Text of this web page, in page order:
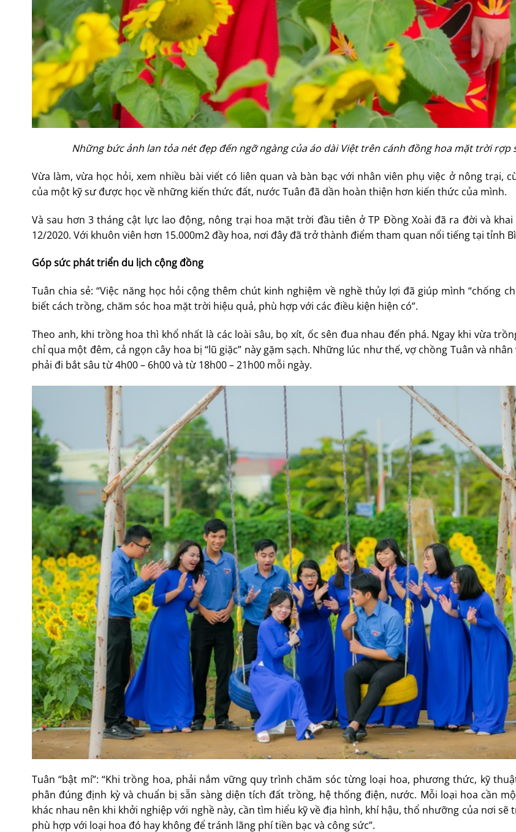
Những bức ảnh lan tỏa nét đẹp đến ngỡ ngàng của áo dài Việt trên cánh đồng hoa mặt trời rợp
Vừa làm, vừa học hỏi, xem nhiều bài viết có liên quan và bàn bạc với nhân viên phụ việc ở nông trại,
của một kỹ sư được học về những kiến thức đất, nước Tuân đã dần hoàn thiện hơn kiến thức của mình.
Và sau hơn 3 tháng cật lực lao động, nông trại hoa mặt trời đầu tiên ở TP Đồng Xoài đã ra đời và
12/2020. Với khuôn viên hơn 15.000m2 đầy hoa, nơi đây đã trở thành điểm tham quan nổi tiếng tại tỉnh
Góp sức phát triển du lịch cộng đồng
Tuân chia sẻ: “Việc năng học hỏi cộng thêm chút kinh nghiệm về nghề thủy lợi đã giúp mình “chống
biết cách trồng, chăm sóc hoa mặt trời hiệu quả, phù hợp với các điều kiện hiện có”.
Theo anh, khi trồng hoa thì khổ nhất là các loài sâu, bọ xít, ốc sên đua nhau đến phá. Ngay khi vừa
chỉ qua một đêm, cả ngọn cây hoa bị “lũ giặc” này gặm sạch. Những lúc như thế, vợ chồng Tuân và
phải đi bắt sâu từ 4h00 – 6h00 và từ 18h00 – 21h00 mỗi ngày.
Tuân “bật mí”: “Khi trồng hoa, phải nắm vững quy trình chăm sóc từng loại hoa, phương thức, kỹ
phân đúng định kỳ và chuẩn bị sẵn sàng diện tích đất trồng, hệ thống điện, nước. Mỗi loại hoa cần
khác nhau nên khi khởi nghiệp với nghề này, cần tìm hiểu kỹ về địa hình, khí hậu, thổ nhưỡng của nơi sẽ
phù hợp với loại hoa đó hay không để tránh lãng phí tiền bạc và công sức”.